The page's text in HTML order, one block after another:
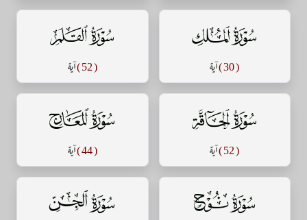
سورة الملك
( 30 ) آية
سورة القلم
( 52 ) آية
سورة الحاقة
( 52 ) آية
سورة المعارج
( 44 ) آية
سورة نوح سورة الجن